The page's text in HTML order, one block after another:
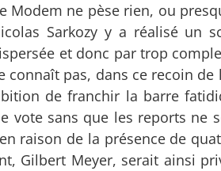
Modem ne pèse rien, ou
Sarkozy y a réalisé un
et donc par trop
connaît pas, dans ce recoin
de franchir la barre
vote sans que les reports ne
raison de la présence de
Gilbert Meyer, serait ainsi